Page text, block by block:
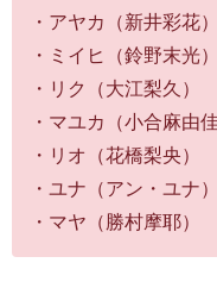
・アヤカ（新井彩花）
・ミイヒ（鈴野末光）
・リク（大江梨久）
・マユカ（小合麻由佳
・リオ（花橋梨央）
・ユナ（アン・ユナ）
・マヤ（勝村摩耶）